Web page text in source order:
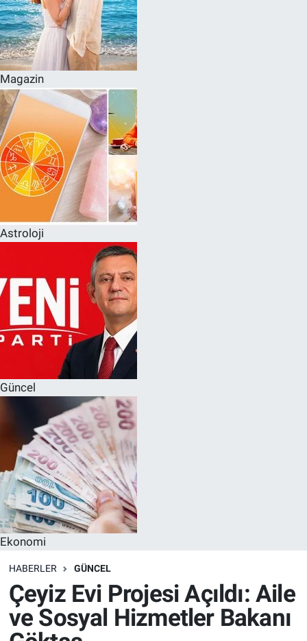
Magazin
Astroloji
Güncel
Ekonomi
HABERLER GÜNCEL
Çeyiz Evi Projesi Açıldı: Aile
ve Sosyal Hizmetler Bakanı